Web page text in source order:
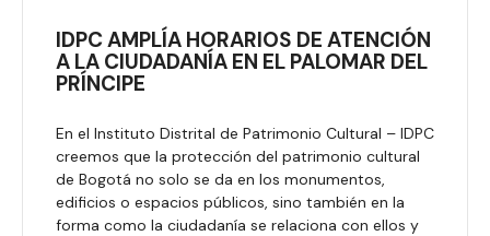
IDPC AMPLÍA HORARIOS DE ATENCIÓN
A LA CIUDADANÍA EN EL PALOMAR DEL
PRÍNCIPE
En el Instituto Distrital de Patrimonio Cultural – IDPC
creemos que la protección del patrimonio cultural
de Bogotá no solo se da en los monumentos,
edificios o espacios públicos, sino también en la
forma como la ciudadanía se relaciona con ellos y